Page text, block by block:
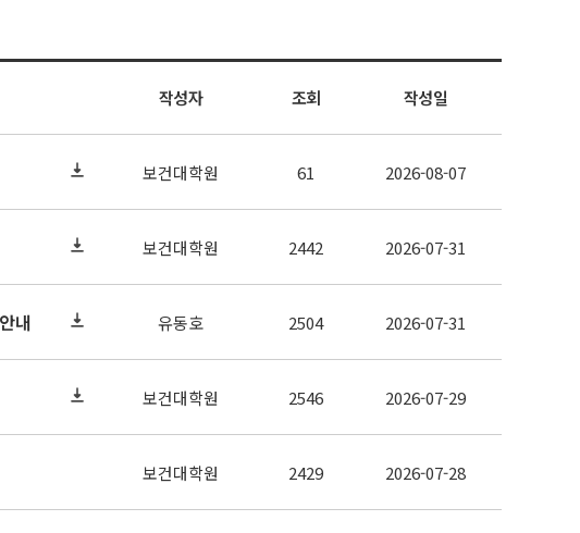
작성자 조회 작성일
보건대학원 61 2026-08-07
보건대학원 2442 2026-07-31
내 유동호 2504 2026-07-31
보건대학원 2546 2026-07-29
보건대학원 2429 2026-07-28